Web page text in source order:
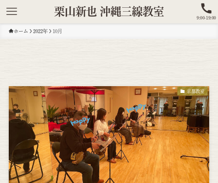
栗山新也 沖縄三線教室
9:00-19:00
ホーム 2022年 10月
京都教室